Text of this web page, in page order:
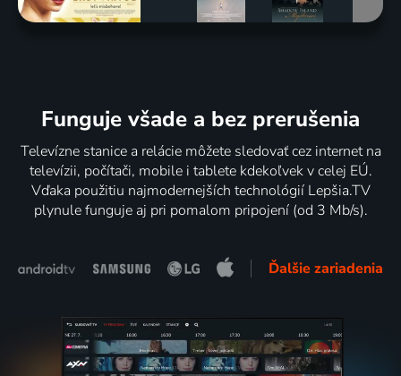
Funguje všade a bez prerušenia
Televízne stanice a relácie môžete sledovať cez internet na
televízii, počítači, mobile i tablete kdekoľvek v celej EÚ.
Vďaka použitiu najmodernejších technológií Lepšia.TV
plynule funguje aj pri pomalom pripojení (od 3 Mb/s).
Ďalšie zariadenia